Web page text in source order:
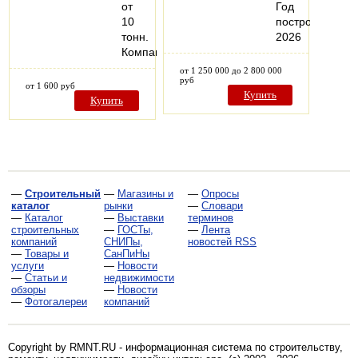
от
10
тонн.
Компания…
от 1 600 руб
Купить
Год
постройки:
2026
от 1 250 000 до 2 800 000
руб
Купить
— Строительный
каталог
— Каталог
строительных
компаний
— Товары и
услуги
— Статьи и
обзоры
— Фотогалереи
— Магазины и
рынки
— Выставки
— ГОСТы,
СНИПы,
СанПиНы
— Новости
недвижимости
— Новости
компаний
— Опросы
— Словари
терминов
— Лента
новостей RSS
Copyright by RMNT.RU - информационная система по строительству,